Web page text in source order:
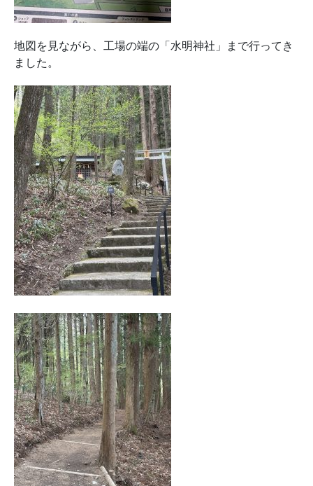
地図を見ながら、工場の端の「水明神社」まで行ってき
ました。